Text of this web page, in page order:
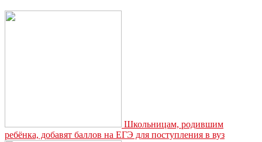
Школьницам, родившим
ребёнка, добавят баллов на ЕГЭ для поступления в вуз